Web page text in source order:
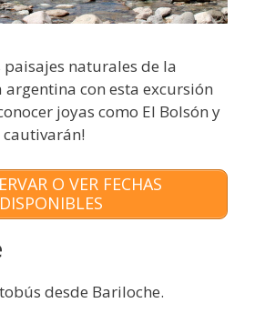
paisajes naturales de la
con esta excursión
joyas como El Bolsón y
cautivarán!
O VER FECHAS
DISPONIBLES
desde Bariloche.